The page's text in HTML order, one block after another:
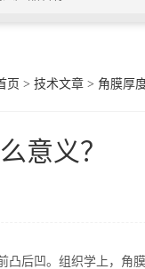
页 > 技术文章 > 角膜厚
意义？
凸后凹。组织学上，角